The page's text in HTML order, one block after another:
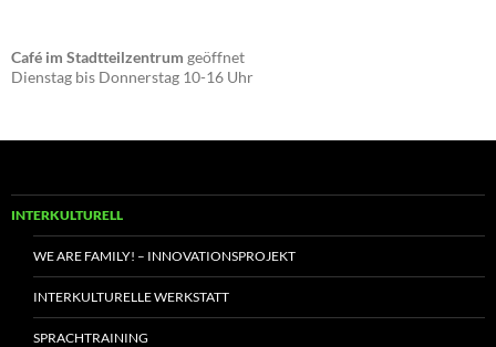
Café im Stadtteilzentrum geöffnet
Dienstag bis Donnerstag 10-16 Uhr
INTERKULTURELL
WE ARE FAMILY! – INNOVATIONSPROJEKT
INTERKULTURELLE WERKSTATT
SPRACHTRAINING